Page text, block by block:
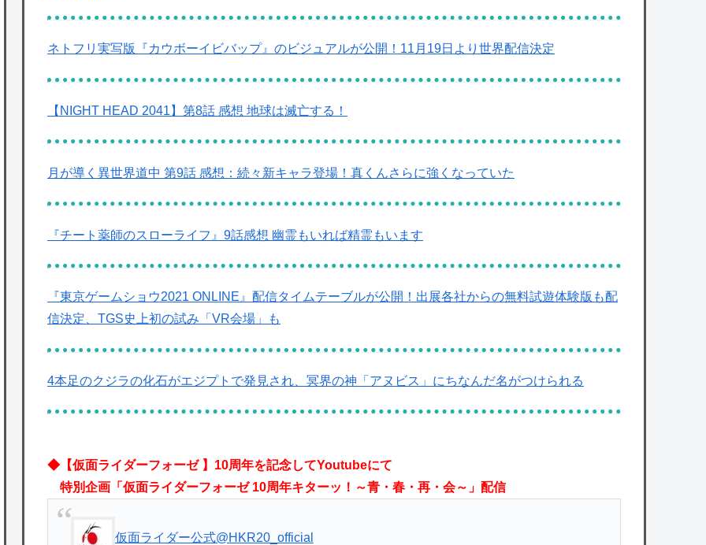
Powered by livedoor 相互RSS
ネトフリ実写版『カウボーイビバップ』のビジュアルが公開！11月19日より世界配信決定
【NIGHT HEAD 2041】第8話 感想 地球は滅亡する！
月が導く異世界道中 第9話 感想：続々新キャラ登場！真くんさらに強くなっていた
『チート薬師のスローライフ』9話感想 幽霊もいれば精霊もいます
『東京ゲームショウ2021 ONLINE』配信タイムテーブルが公開！出展各社からの無料試遊体験版も配
信決定、TGS史上初の試み「VR会場」も
4本足のクジラの化石がエジプトで発見され、冥界の神「アヌビス」にちなんだ名がつけられる
◆【仮面ライダーフォーゼ 】10周年を記念してYoutubeにて
特別企画「仮面ライダーフォーゼ 10周年キターッ！～青・春・再・会～」配信
仮面ライダー公式@HKR20_official